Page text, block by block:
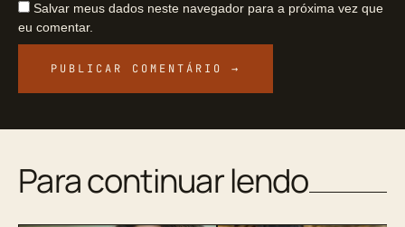
Salvar meus dados neste navegador para a próxima vez que
eu comentar.
Para continuar lendo